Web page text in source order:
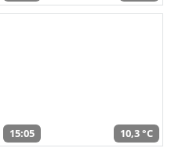
15:05 10,3 °C